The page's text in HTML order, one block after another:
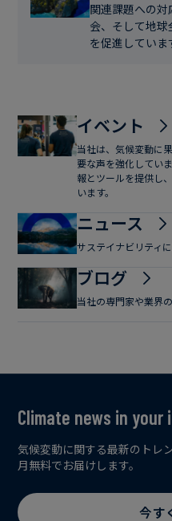
関連課題への対
会、そして地球
を促進していま
イベント
当社は、気候変動に
要な声を強化してい
報とツールを提供し
います。
ニュース
サステイナビリティ
ブログ
当社の専門家や業界
Climate news in your
気候変動に関する最新のトレ
月無料でお届けします。
今す